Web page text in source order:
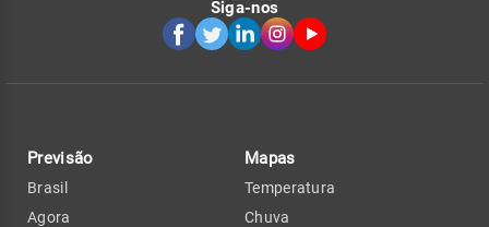
Siga-nos
Previsão
Brasil
Agora
Mapas
Temperatura
Chuva